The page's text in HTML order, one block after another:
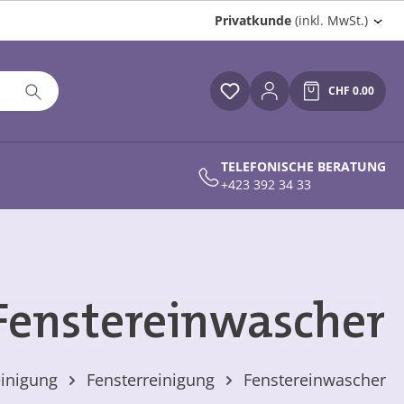
Privatkunde (inkl. MwSt.)
Du hast 0 Produkte auf
CHF 0.00
TELEFONISCHE BERATUNG
+423 392 34 33
Fensterreinigung Fenstereinwascher